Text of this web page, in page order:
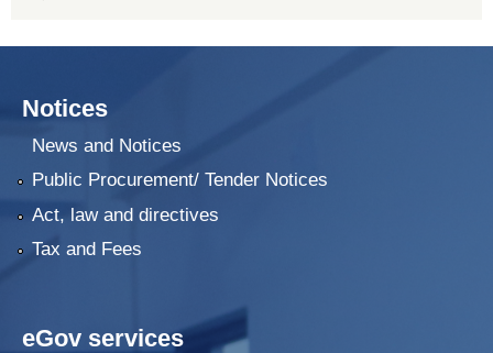
Notices
News and Notices
Public Procurement/ Tender Notices
Act, law and directives
Tax and Fees
eGov services